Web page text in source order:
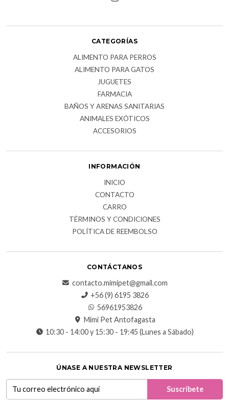
CATEGORÍAS
ALIMENTO PARA PERROS
ALIMENTO PARA GATOS
JUGUETES
FARMACIA
BAÑOS Y ARENAS SANITARIAS
ANIMALES EXÓTICOS
ACCESORIOS
INFORMACIÓN
INICIO
CONTACTO
CARRO
TÉRMINOS Y CONDICIONES
POLÍTICA DE REEMBOLSO
CONTÁCTANOS
contacto.mimipet@gmail.com
+56 (9) 6195 3826
56961953826
Mimi Pet Antofagasta
10:30 - 14:00 y 15:30 - 19:45 (Lunes a Sábado)
ÚNASE A NUESTRA NEWSLETTER